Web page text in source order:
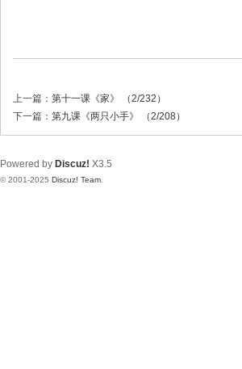
上一篇： 第十一课《家》 （2/232）
下一篇： 第九课《两只小手》 （2/208）
Powered by Discuz! X3.5
© 2001-2025 Discuz! Team